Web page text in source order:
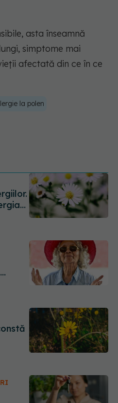
asta înseamnă
simptome mai
afectată din ce în ce
la polen